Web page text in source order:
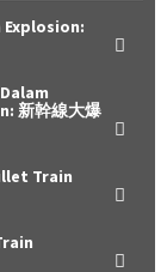
新幹線大爆
Train